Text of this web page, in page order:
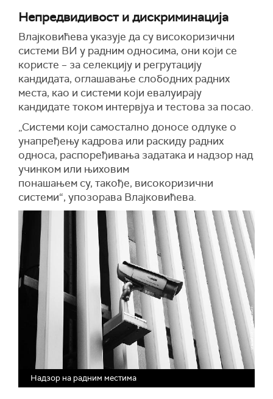
Непредвидивост и дискриминација
Влајковићева указује да су високоризични
системи ВИ у радним односима, они који се
користе – за селекцију и регрутацију
кандидата, оглашавање слободних радних
места, као и системи који евалуирају
кандидате током интервјуа и тестова за посао.
„Системи који самостално доносе одлуке о
унапређењу кадрова или раскиду радних
односа, распоређивања задатака и надзор над
учинком или њиховим
понашањем су, такође, високоризични
системи“, упозорава Влајковићева.
Надзор на радним местима